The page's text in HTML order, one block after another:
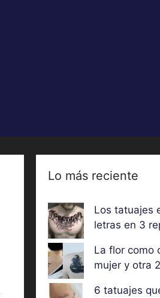
Lo más reciente
Los tatuajes
letras en 3
La flor como
mujer y otra
6 tatuajes